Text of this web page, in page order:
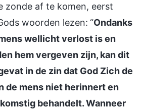
zonde af te komen, eerst
woorden lezen: “Ondanks
wellicht verlost is en
hem vergeven zijn, kan dit
in de zin dat God Zich de
de mens niet herinnert en
behandelt. Wanneer